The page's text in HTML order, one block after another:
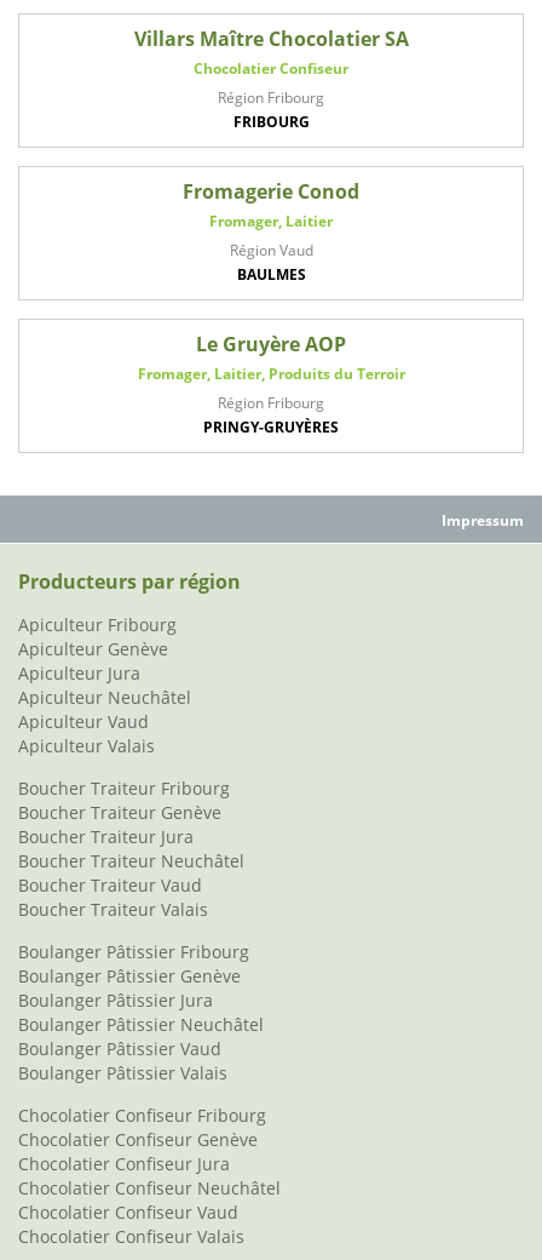
Villars Maître Chocolatier SA
Chocolatier Confiseur
Région Fribourg
FRIBOURG
Fromagerie Conod
Fromager, Laitier
Région Vaud
BAULMES
Le Gruyère AOP
Fromager, Laitier, Produits du Terroir
Région Fribourg
PRINGY-GRUYÈRES
Impressum
Producteurs par région
Apiculteur Fribourg
Apiculteur Genève
Apiculteur Jura
Apiculteur Neuchâtel
Apiculteur Vaud
Apiculteur Valais
Boucher Traiteur Fribourg
Boucher Traiteur Genève
Boucher Traiteur Jura
Boucher Traiteur Neuchâtel
Boucher Traiteur Vaud
Boucher Traiteur Valais
Boulanger Pâtissier Fribourg
Boulanger Pâtissier Genève
Boulanger Pâtissier Jura
Boulanger Pâtissier Neuchâtel
Boulanger Pâtissier Vaud
Boulanger Pâtissier Valais
Chocolatier Confiseur Fribourg
Chocolatier Confiseur Genève
Chocolatier Confiseur Jura
Chocolatier Confiseur Neuchâtel
Chocolatier Confiseur Vaud
Chocolatier Confiseur Valais